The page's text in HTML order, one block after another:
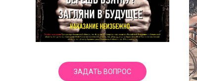
ЗАДАТЬ ВОПРОС